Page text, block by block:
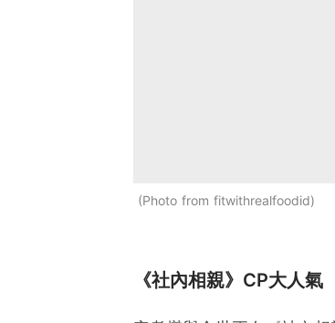
Photo from fitwithrealfoodid
《社內相親》CP大人氣